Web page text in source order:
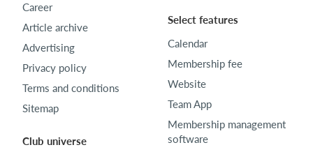
Career
Article archive
Advertising
Privacy policy
Terms and conditions
Sitemap
Club universe
Select features
Calendar
Membership fee
Website
Team App
Membership management
software